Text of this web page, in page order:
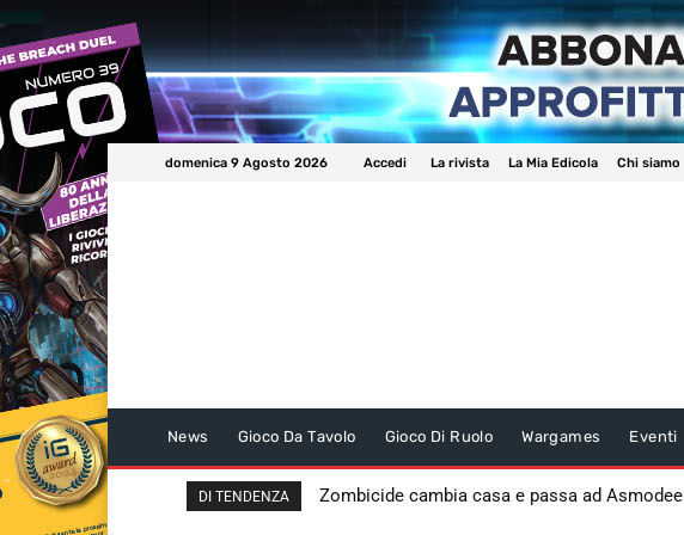
domenica 9 Agosto 2026 Accedi La rivista La Mia Edicola Chi siamo
News Gioco Da Tavolo Gioco Di Ruolo Wargames Eventi
DI TENDENZA Zombicide cambia casa e passa ad Asmodee